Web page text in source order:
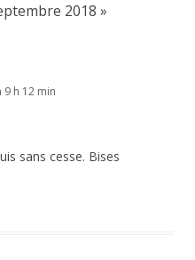
2018 »
h 12 min
sans cesse. Bises